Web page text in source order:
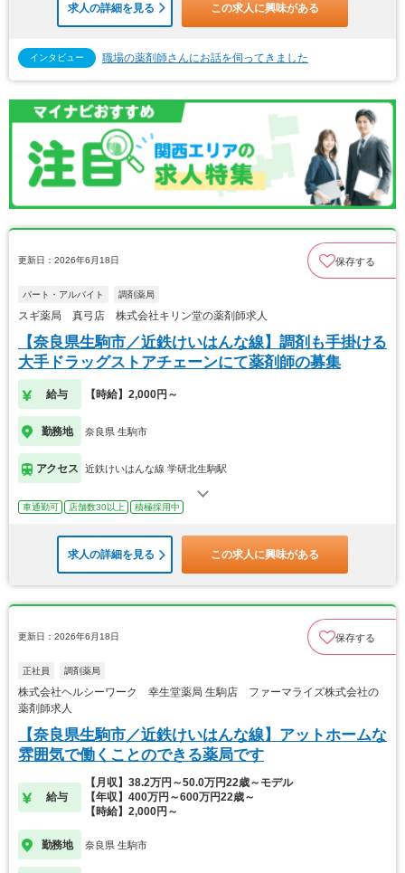
求人の詳細を見る この求人に興味がある
インタビュー 職場の薬剤師さんにお話を伺ってきました
更新日：2026年6月18日 保存する
パート・アルバイト 調剤薬局
スギ薬局 真弓店 株式会社キリン堂の薬剤師求人
【奈良県生駒市／近鉄けいはんな線】調剤も手掛ける
大手ドラッグストアチェーンにて薬剤師の募集
給与 【時給】2,000円～
勤務地 奈良県 生駒市
アクセス 近鉄けいはんな線 学研北生駒駅
車通勤可 店舗数30以上 積極採用中
求人の詳細を見る この求人に興味がある
更新日：2026年6月18日 保存する
正社員 調剤薬局
株式会社ヘルシーワーク 幸生堂薬局 生駒店 ファーマライズ株式会社の
薬剤師求人
【奈良県生駒市／近鉄けいはんな線】アットホームな
雰囲気で働くことのできる薬局です
給与
【月収】38.2万円～50.0万円22歳～モデル
【年収】400万円～600万円22歳～
【時給】2,000円～
勤務地 奈良県 生駒市